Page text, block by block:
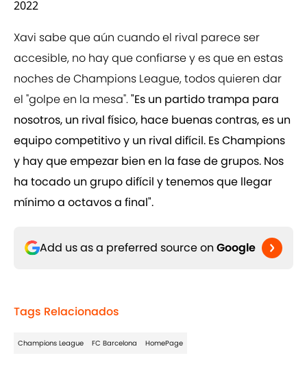
2022
Xavi sabe que aún cuando el rival parece ser
accesible, no hay que confiarse y es que en estas
noches de Champions League, todos quieren dar
el "golpe en la mesa"."Es un partido trampa para
nosotros, un rival físico, hace buenas contras, es un
equipo competitivo y un rival difícil. Es Champions
y hay que empezar bien en la fase de grupos. Nos
ha tocado un grupo difícil y tenemos que llegar
mínimo a octavos a final".
Add us as a preferred source on Google
Tags Relacionados
Champions League FC Barcelona HomePage